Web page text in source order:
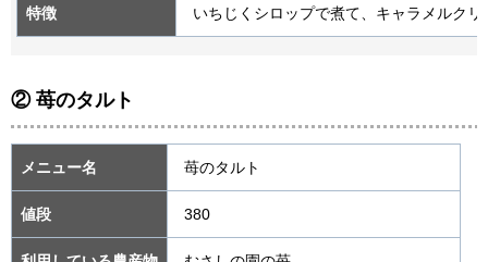
特徴 いちじくシロップで煮て、キャラメルク
② 苺のタルト
メニュー名 苺のタルト
値段 380